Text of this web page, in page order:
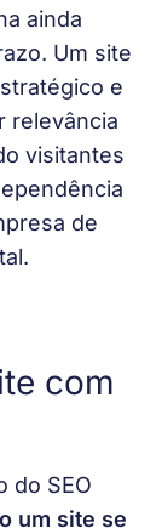
ainda
Um site
e
relevância
visitantes
de
com
do SEO
um site se